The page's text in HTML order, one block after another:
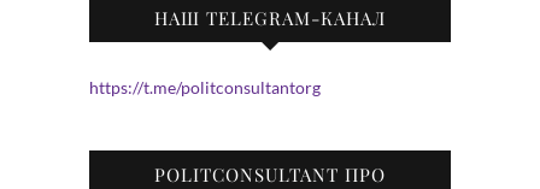
НАШ TELEGRAM-КАНАЛ
https://t.me/politconsultantorg
POLITCONSULTANT ПРО